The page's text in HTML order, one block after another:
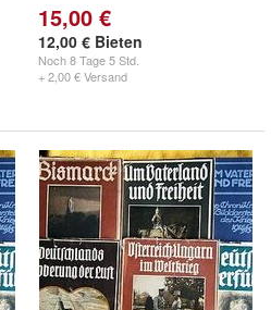
15,00 €
12,00 € Bieten
Noch8 Tage 5 Std.
+ 2,00 € Versand